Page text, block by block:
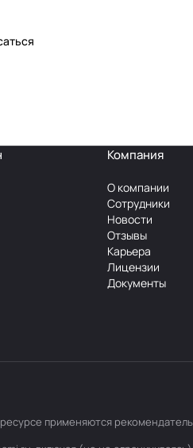
Компания
О компании
Сотрудники
Новости
Отзывы
Карьера
Лицензии
Документы
применяются